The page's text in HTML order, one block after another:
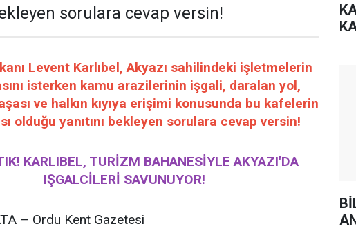
sorulara cevap versin!
Levent Karlıbel, Akyazı sahilindeki işletmelerin
isterken kamu arazilerinin işgali, daralan yol,
ve halkın kıyıya erişimi konusunda bu kafelerin
olduğu yanıtını bekleyen sorulara cevap versin!
KARLIBEL, TURİZM BAHANESİYLE AKYAZI'DA
IŞGALCİLERİ SAVUNUYOR!
– Ordu Kent Gazetesi